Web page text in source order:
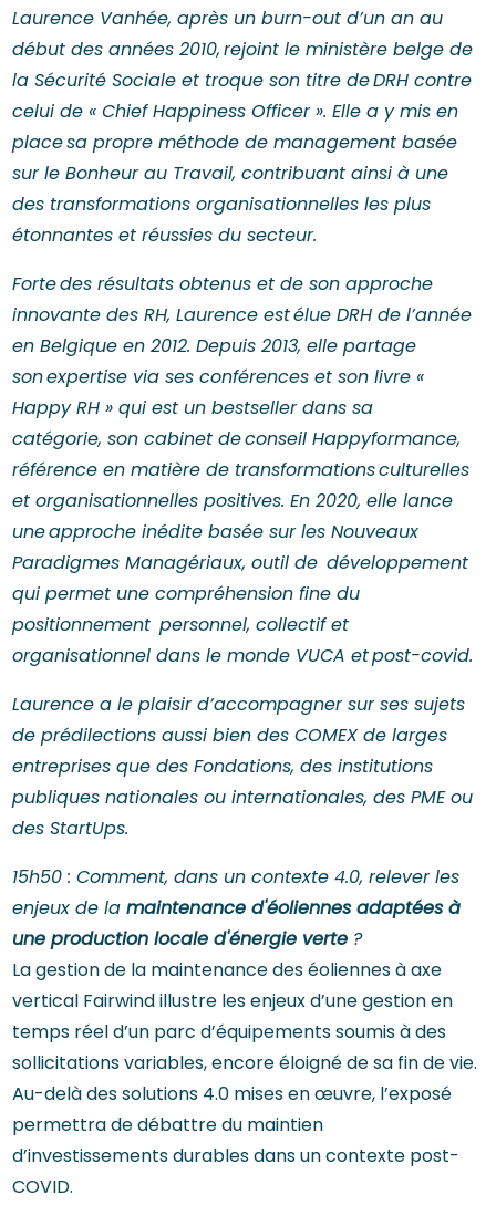
Laurence Vanhée, après un burn-out d’un an au
début des années 2010, rejoint le ministère belge de
la Sécurité Sociale et troque son titre de DRH contre
celui de « Chief Happiness Officer ». Elle a y mis en
place sa propre méthode de management basée
sur le Bonheur au Travail, contribuant ainsi à une
des transformations organisationnelles les plus
étonnantes et réussies du secteur.
Forte des résultats obtenus et de son approche
innovante des RH, Laurence est élue DRH de l’année
en Belgique en 2012. Depuis 2013, elle partage
son expertise via ses conférences et son livre «
Happy RH » qui est un bestseller dans sa
catégorie, son cabinet de conseil Happyformance,
référence en matière de transformations culturelles
et organisationnelles positives. En 2020, elle lance
une approche inédite basée sur les Nouveaux
Paradigmes Managériaux, outil de développement
qui permet une compréhension fine du
positionnement personnel, collectif et
organisationnel dans le monde VUCA et post-covid.
Laurence a le plaisir d’accompagner sur ses sujets
de prédilections aussi bien des COMEX de larges
entreprises que des Fondations, des institutions
publiques nationales ou internationales, des PME ou
des StartUps.
15h50 : Comment, dans un contexte 4.0, relever les
enjeux de lamaintenance d'éoliennes adaptées à
une production locale d'énergie verte ?
La gestion de la maintenance des éoliennes à axe
vertical Fairwind illustre les enjeux d’une gestion en
temps réel d’un parc d’équipements soumis à des
sollicitations variables, encore éloigné de sa fin de vie.
Au-delà des solutions 4.0 mises en œuvre, l’exposé
permettra de débattre du maintien
d’investissements durables dans un contexte post-
COVID.